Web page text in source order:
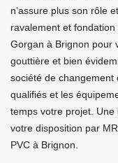
n’assure plus son rôle
ravalement et
Gorgan à Brignon pour
gouttière et bien
société de changement
qualifiés et les
temps votre projet.
votre disposition par
PVC à Brignon.